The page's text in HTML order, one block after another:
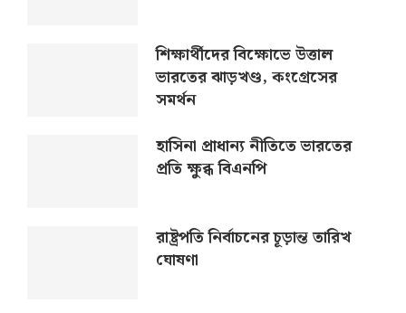
শিক্ষার্থীদের বিক্ষোভে উত্তাল
ভারতের ঝাড়খণ্ড, কংগ্রেসের
সমর্থন
হাসিনা প্রাধান্য নীতিতে ভারতের
প্রতি ক্ষুব্ধ বিএনপি
রাষ্ট্রপতি নির্বাচনের চূড়ান্ত তারিখ
ঘোষণা